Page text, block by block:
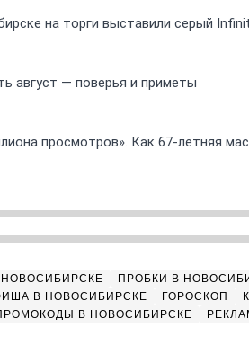
на торги выставили серый
август — поверья и приметы
просмотров». Как 67-летняя
НОВОСИБИРСКЕ ПРОБКИ В
В НОВОСИБИРСКЕ ГОРОСКОП
В НОВОСИБИРСКЕ